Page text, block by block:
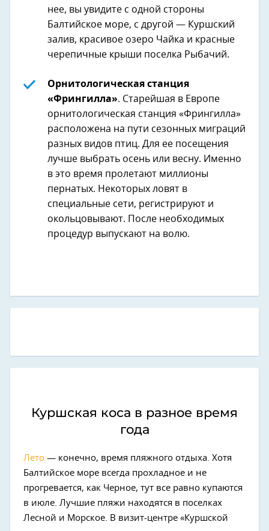
нее, вы увидите с одной стороны
Балтийское море, с другой — Куршский
залив, красивое озеро Чайка и красные
черепичные крыши поселка Рыбачий.
Орнитологическая станция
«Фрингилла». Старейшая в Европе
орнитологическая станция «Фрингилла»
расположена на пути сезонных миграций
разных видов птиц. Для ее посещения
лучше выбрать осень или весну. Именно
в это время пролетают миллионы
пернатых. Некоторых ловят в
специальные сети, регистрируют и
окольцовывают. После необходимых
процедур выпускают на волю.
Куршская коса в разное время
года
Лето — конечно, время пляжного отдыха. Хотя
Балтийское море всегда прохладное и не
прогревается, как Черное, тут все равно купаются
в июле. Лучшие пляжи находятся в поселках
Лесной и Морское. В визит-центре «Куршской